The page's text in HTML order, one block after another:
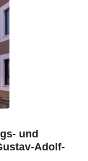
und
Adolf-